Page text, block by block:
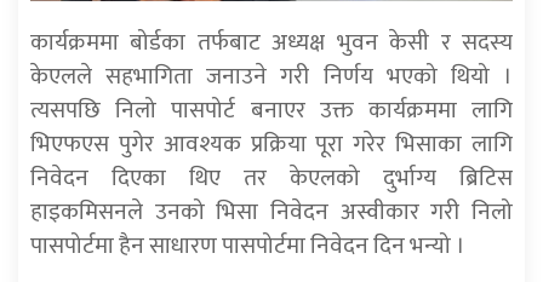
कार्यक्रममा बोर्डका तर्फबाट अध्यक्ष भुवन केसी र सदस्य
केएलले सहभागिता जनाउने गरी निर्णय भएको थियो ।
त्यसपछि निलो पासपोर्ट बनाएर उक्त कार्यक्रममा लागि
भिएफएस पुगेर आवश्यक प्रक्रिया पूरा गरेर भिसाका लागि
निवेदन दिएका थिए तर केएलको दुर्भाग्य ब्रिटिस
हाइकमिसनले उनको भिसा निवेदन अस्वीकार गरी निलो
पासपोर्टमा हैन साधारण पासपोर्टमा निवेदन दिन भन्यो ।